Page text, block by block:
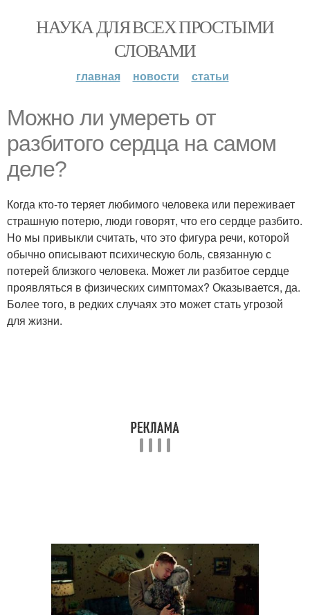
НАУКА ДЛЯ ВСЕХ ПРОСТЫМИ
СЛОВАМИ
главная новости статьи
Можно ли умереть от
разбитого сердца на самом
деле?
Когда кто-то теряет любимого человека или переживает
страшную потерю, люди говорят, что его сердце разбито.
Но мы привыкли считать, что это фигура речи, которой
обычно описывают психическую боль, связанную с
потерей близкого человека. Может ли разбитое сердце
проявляться в физических симптомах? Оказывается, да.
Более того, в редких случаях это может стать угрозой
для жизни.